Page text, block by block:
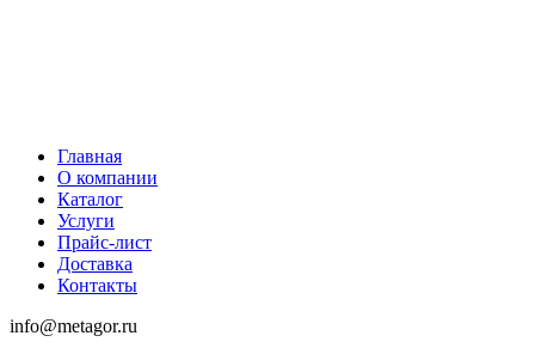
Главная
О компании
Каталог
Услуги
Прайс-лист
Доставка
Контакты
info@metagor.ru